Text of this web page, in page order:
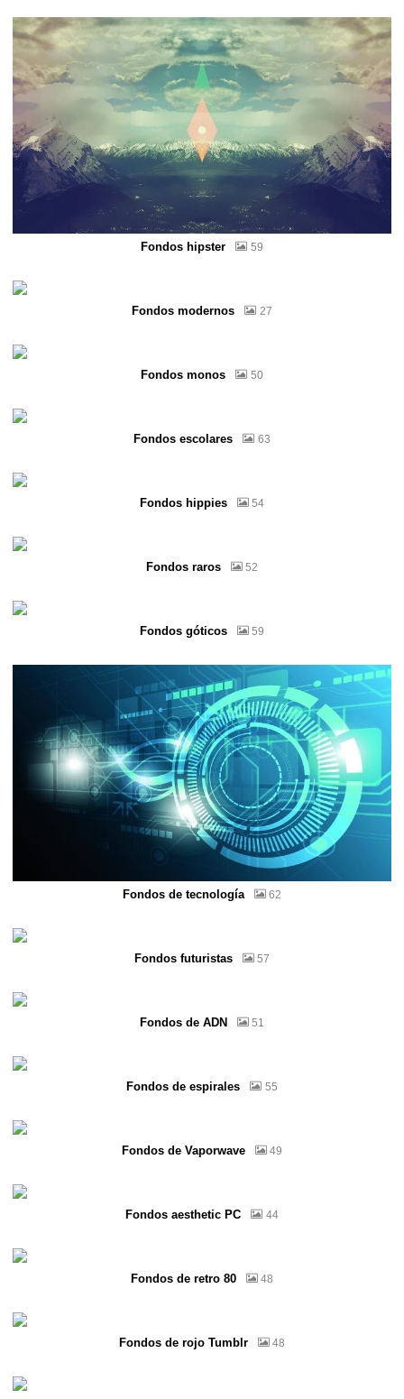
Fondos hipster 59
Fondos modernos 27
Fondos monos 50
Fondos escolares 63
Fondos hippies 54
Fondos raros 52
Fondos góticos 59
Fondos de tecnología 62
Fondos futuristas 57
Fondos de ADN 51
Fondos de espirales 55
Fondos de Vaporwave 49
Fondos aesthetic PC 44
Fondos de retro 80 48
Fondos de rojo Tumblr 48